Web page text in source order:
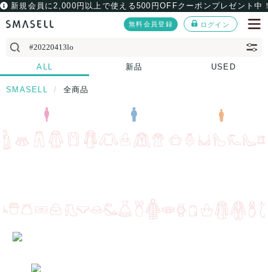
新規会員に2,000円以上で使える500円OFFクーポンプレゼント中
無料会員登録 ログイン
ALL 新品 USED
SMASELL 全商品